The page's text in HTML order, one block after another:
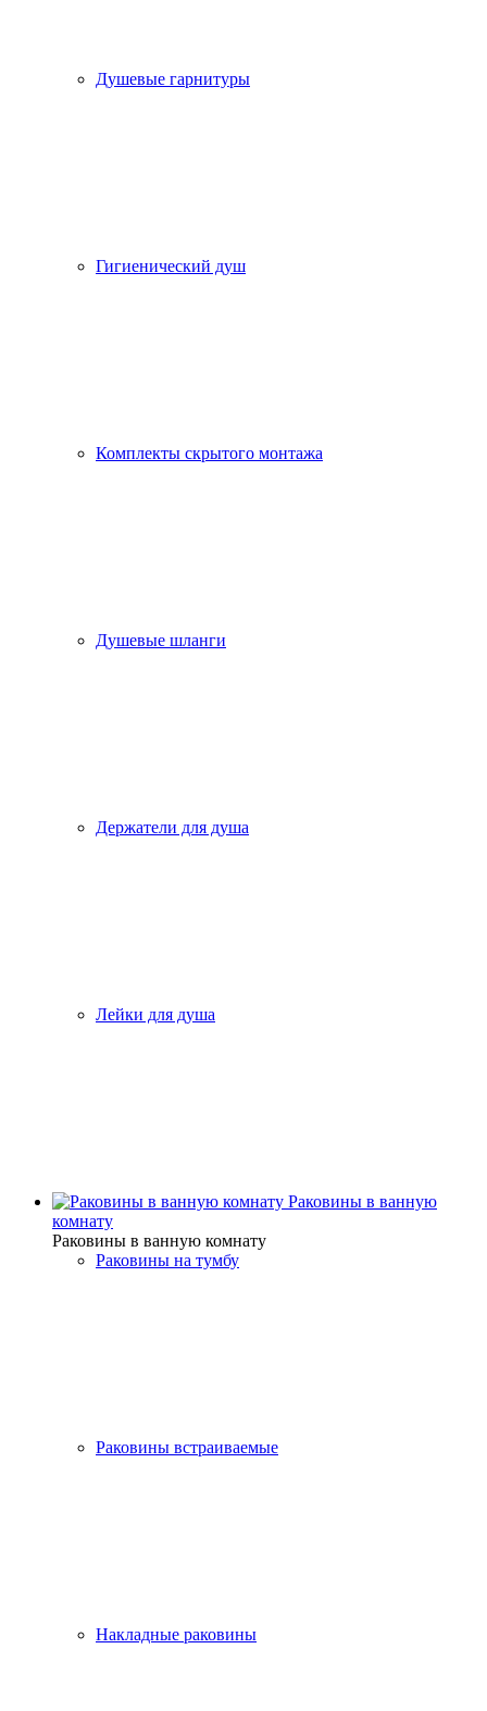
Душевые гарнитуры
Гигиенический душ
Комплекты скрытого монтажа
Душевые шланги
Держатели для душа
Лейки для душа
Раковины в ванную
комнату
Раковины в ванную комнату
Раковины на тумбу
Раковины встраиваемые
Накладные раковины